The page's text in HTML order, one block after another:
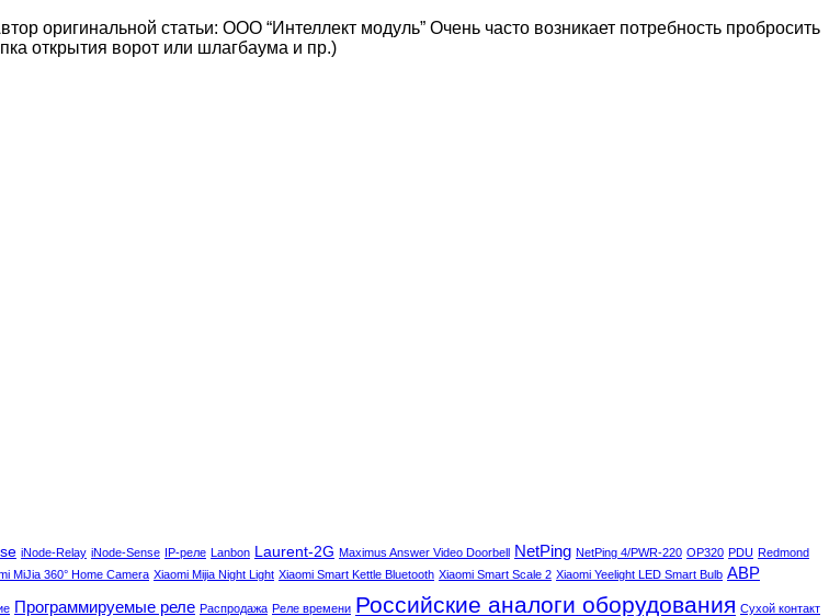
оригинальной статьи: ООО “Интеллект модуль” Очень часто возникает потребность пробросить
открытия ворот или шлагбаума и пр.)
iNode-Relay iNode-Sense IP-реле Lanbon Laurent-2G Maximus Answer Video Doorbell NetPing NetPing 4/PWR-220 OP320 PDU Redmond
MiJia 360° Home Camera Xiaomi Mijia Night Light Xiaomi Smart Kettle Bluetooth Xiaomi Smart Scale 2 Xiaomi Yeelight LED Smart Bulb АВР
Программируемые реле Распродажа Реле времени Российские аналоги оборудования Сухой контакт